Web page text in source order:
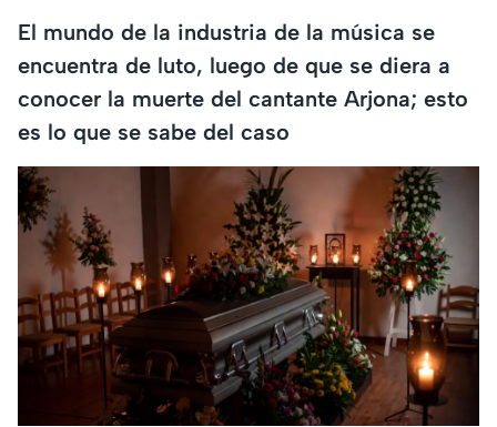
El mundo de la industria de la música se
encuentra de luto, luego de que se diera a
conocer la muerte del cantante Arjona; esto
es lo que se sabe del caso